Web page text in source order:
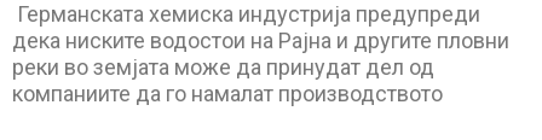
Германската хемиска индустрија предупреди
дека ниските водостои на Рајна и другите пловни
реки во земјата може да принудат дел од
компаниите да го намалат производството